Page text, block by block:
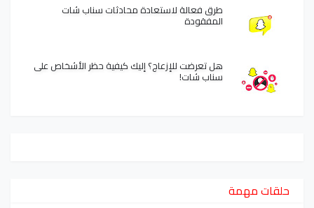
طرق فعالة لاستعادة محادثات سناب شات
المفقودة
هل تعرضت للإزعاج؟ إليك كيفية حظر الأشخاص على
سناب شات!
حلقات مهمة